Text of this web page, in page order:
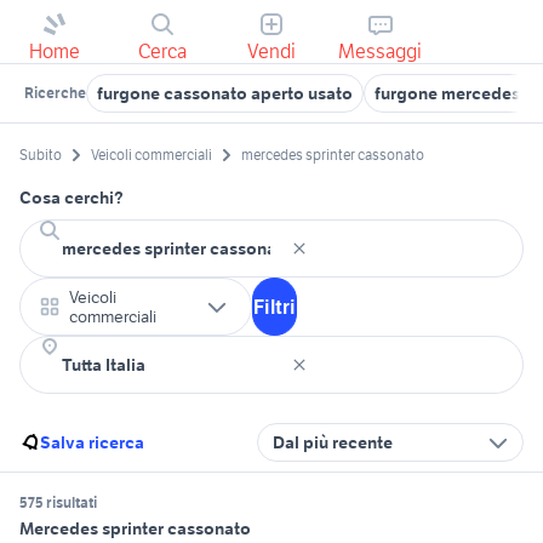
Home Cerca Vendi Messaggi
Ricerche furgone cassonato aperto usato furgone mercedes
Subito Veicoli commerciali mercedes sprinter cassonato
Cosa cerchi?
Veicoli
commerciali
Filtri
Salva ricerca Dal più recente
575 risultati
Mercedes sprinter cassonato